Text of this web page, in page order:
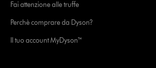
Fai attenzione alle truffe
Perchè comprare da Dyson?
Il tuo account MyDyson™